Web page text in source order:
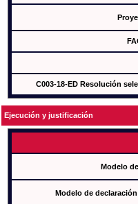
C003-18-ED Resolución
Ejecución y justificación
Modelo
Modelo de